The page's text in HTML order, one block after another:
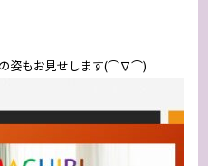
の姿もお見せします(⌒∇⌒)